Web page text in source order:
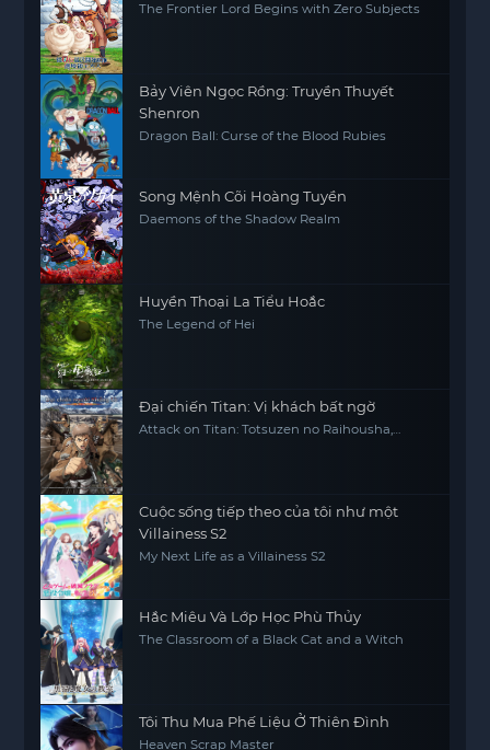
The Frontier Lord Begins with Zero Subjects
Bảy Viên Ngọc Rồng: Truyền Thuyết
Shenron
Dragon Ball: Curse of the Blood Rubies
Song Mệnh Cõi Hoàng Tuyền
Daemons of the Shadow Realm
Huyền Thoại La Tiểu Hoắc
The Legend of Hei
Đại chiến Titan: Vị khách bất ngờ
Attack on Titan: Totsuzen no Raihousha,
Cuộc sống tiếp theo của tôi như một
Villainess S2
My Next Life as a Villainess S2
Hắc Miêu Và Lớp Học Phù Thủy
The Classroom of a Black Cat and a Witch
Tôi Thu Mua Phế Liệu Ở Thiên Đình
Heaven Scrap Master